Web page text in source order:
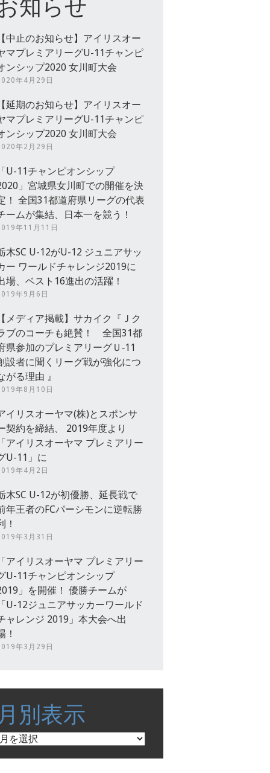
知らせ
中止のお知らせ】アイリスオー
マプレミアリーグU-11チャンピ
ンシップ2020 女川町大会
年4月29日
延期のお知らせ】アイリスオー
マプレミアリーグU-11チャンピ
ンシップ2020 女川町大会
年2月29日
U-11チャンピオンシップ
」宮城県女川町での開催を決
！ 全国31都道府県リーグの代表
ームが集結、日本一を競う！
年11月11日
木SC U-12がU-12 ジュニアサッ
ー ワールドチャレンジ2019に
場、ベスト16進出の活躍！
年9月6日
メディア掲載】サカイク『Ｊク
ブのコーチも絶賛！ 全国31都
県参加のプレミアリーグＵ‐11
設者に聞くリーグ戦が強化につ
がる理由 』
年8月10日
イリスオーヤマ(株)とスポンサ
契約を締結、 2019年度より
アイリスオーヤマ プレミアリー
U-11」に
年4月2日
木SC U-12が初優勝、延長戦で
年王者のFCパーシモンに逆転勝
！
年3月31日
アイリスオーヤマ プレミアリー
U-11チャンピオンシップ
」を開催！ 優勝チームが
U-12ジュニアサッカーワールド
ャレンジ 2019」本大会へ出
！
年3月29日
別表示